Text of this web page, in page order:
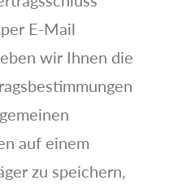
E-Mail
wir Ihnen die
auf einem
zu speichern,